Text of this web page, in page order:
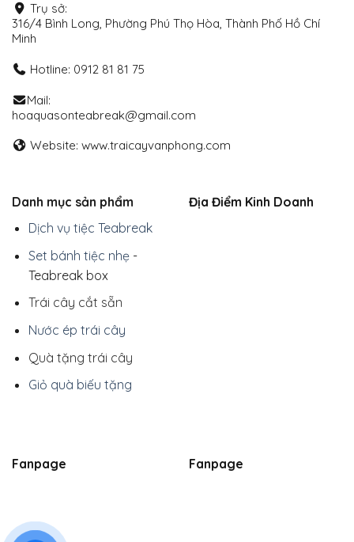
Trụ sở:
316/4 Bình Long, Phường Phú Thọ Hòa, Thành Phố Hồ Chí
Minh
Hotline: 0912 81 81 75
Mail:
hoaquasonteabreak@gmail.com
Website: www.traicayvanphong.com
Danh mục sản phẩm
Dịch vụ tiệc Teabreak
Set bánh tiệc nhẹ-
Teabreak box
Trái cây cắt sẵn
Nước ép trái cây
Quà tặng trái cây
Giỏ quà biếu tặng
Địa Điểm Kinh Doanh
Fanpage Fanpage